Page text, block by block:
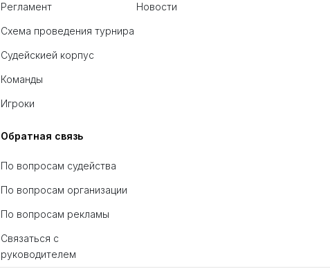
Регламент
Схема проведения турнира
Судейскией корпус
Команды
Игроки
Новости
Обратная связь
По вопросам судейства
По вопросам организации
По вопросам рекламы
Связаться с
руководителем